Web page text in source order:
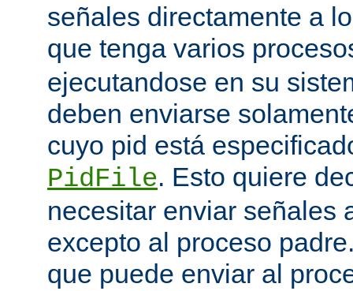
señales directamente a
que tenga varios
ejecutandose en su
deben enviarse
cuyo pid está
PidFile. Esto quiere
necesitar enviar señales
excepto al proceso
que puede enviar al